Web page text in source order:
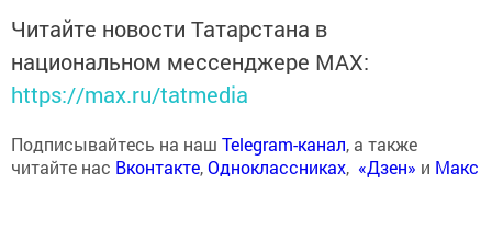
Читайте новости Татарстана в
национальном мессенджере MАХ:
https://max.ru/tatmedia
Подписывайтесь на наш Telegram-канал, а также
читайте нас Вконтакте,Одноклассниках, «Дзен» и Макс